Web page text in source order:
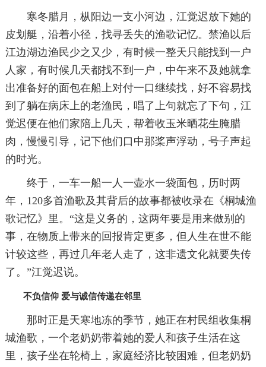
寒冬腊月，枞阳边一支小河边，江觉迟放下她的
皮划艇，沿着小径，找寻丢失的渔歌记忆。禁渔以后
江边湖边渔民少之又少，有时候一整天只能找到一户
人家，有时候几天都找不到一户，中午来不及她就拿
出准备好的面包在船上对付一口继续找，好不容易找
到了躺在病床上的老渔民，唱了上句就忘了下句，江
觉迟便在他们家陪上几天，帮着收玉米晒花生腌腊
肉，慢慢引导，记下他们口中那桨声浮动，号子声起
的时光。
终于，一车一船一人一壶水一袋面包，历时两
年，120多首渔歌及其背后的故事都被收录在《桐城渔
歌记忆》里。“这是义务的，这两年要是用来做别的
事，在物质上带来的回报肯定更多，但人生在世不能
计较这些，再过几年老人走了，这非遗文化就要失传
了。”江觉迟说。
不负信仰 爱与诚信传递在邻里
那时正是天寒地冻的季节，她正在村民组收集桐
城渔歌，一个老奶奶带着她的爱人和孩子生活在这
里，孩子坐在轮椅上，家庭经济比较困难，但老奶奶